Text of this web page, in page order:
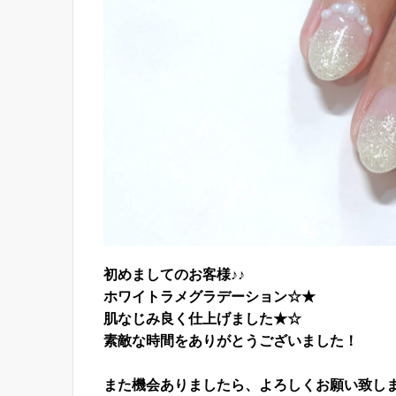
初めましてのお客様♪♪
ホワイトラメグラデーション☆★
肌なじみ良く仕上げました★☆
素敵な時間をありがとうございました！
また機会ありましたら、よろしくお願い致し